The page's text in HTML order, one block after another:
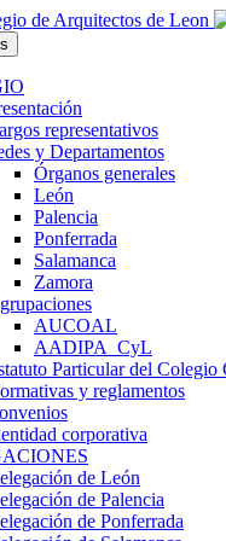
representativos
y Departamentos
Órganos generales
León
Palencia
Ponferrada
Salamanca
Zamora
AUCOAL
AADIPA_CyL
Particular del
y reglamentos
corporativa
de León
de Palencia
de Ponferrada